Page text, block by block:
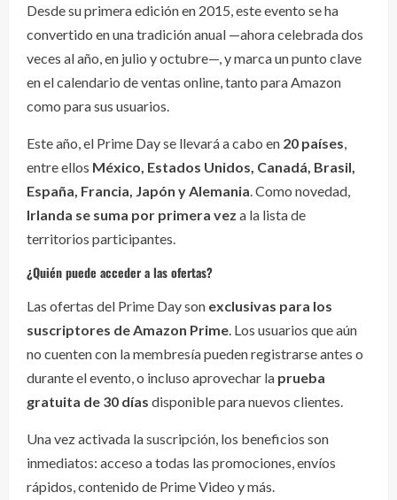
Desde su primera edición en 2015, este evento se ha
convertido en una tradición anual —ahora celebrada dos
veces al año, en julio y octubre—, y marca un punto clave
en el calendario de ventas online, tanto para Amazon
como para sus usuarios.
Este año, el Prime Day se llevará a cabo en 20 países
entre ellos México, Estados Unidos, Canadá, Brasil,
España, Francia, Japón y Alemania . Como novedad,
Irlanda se suma por primera vez a la lista de
territorios participantes.
¿Quién puede acceder a las ofertas?
Las ofertas del Prime Day son exclusivas para los
suscriptores de Amazon Prime . Los usuarios que aún
no cuenten con la membresía pueden registrarse antes o
durante el evento, o incluso aprovechar la prueba
gratuita de 30 días disponible para nuevos clientes.
Una vez activada la suscripción, los beneficios son
inmediatos: acceso a todas las promociones, envíos
rápidos, contenido de Prime Video y más.